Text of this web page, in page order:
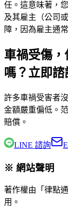
任。這意味著，
及其雇主（公司
障，因為雇主通
車禍受傷
嗎？立即
許多車禍受害者
金額嚴重偏低。
賠償。
LINE 諮詢
※ 網站聲明
著作權由「律點
用。